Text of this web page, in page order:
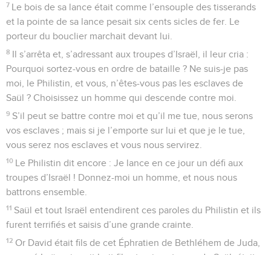
7 Le bois de sa lance était comme l’ensouple des tisserands
et la pointe de sa lance pesait six cents sicles de fer. Le
porteur du bouclier marchait devant lui.
8 Il s’arrêta et, s’adressant aux troupes d’Israël, il leur cria :
Pourquoi sortez-vous en ordre de bataille ? Ne suis-je pas
moi, le Philistin, et vous, n’êtes-vous pas les esclaves de
Saül ? Choisissez un homme qui descende contre moi.
9 S’il peut se battre contre moi et qu’il me tue, nous serons
vos esclaves ; mais si je l’emporte sur lui et que je le tue,
vous serez nos esclaves et vous nous servirez.
10 Le Philistin dit encore : Je lance en ce jour un défi aux
troupes d’Israël ! Donnez-moi un homme, et nous nous
battrons ensemble.
11 Saül et tout Israël entendirent ces paroles du Philistin et ils
furent terrifiés et saisis d’une grande crainte.
12 Or David était fils de cet Éphratien de Bethléhem de Juda,